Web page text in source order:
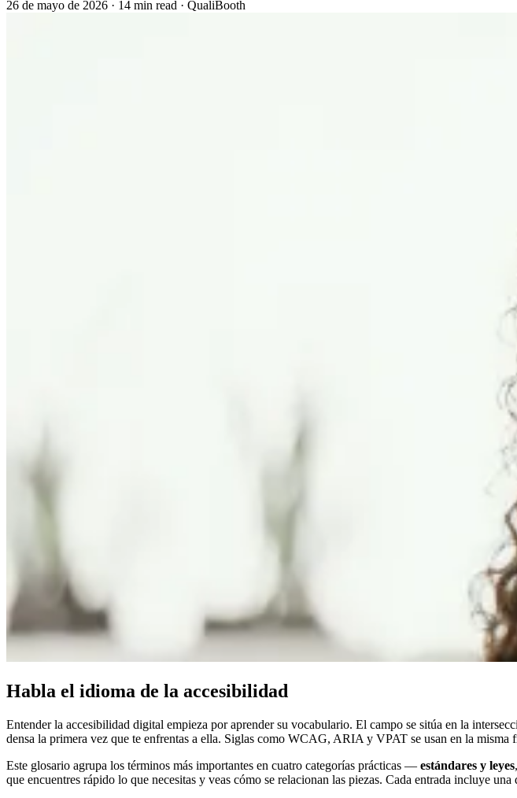
26 de mayo de 2026 · 14 min read · QualiBooth
Habla el idioma de la accesibilidad
Entender la accesibilidad digital empieza por aprender su vocabulario. El campo se sitúa en la
densa la primera vez que te enfrentas a ella. Siglas como WCAG, ARIA y VPAT se usan en la
Este glosario agrupa los términos más importantes en cuatro categorías prácticas — estándares y leyes,
que encuentres rápido lo que necesitas y veas cómo se relacionan las piezas. Cada entrada incluye